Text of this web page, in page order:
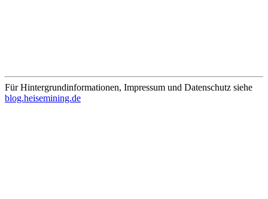
Für Hintergrundinformationen, Impressum und Datenschutz siehe
blog.heisemining.de